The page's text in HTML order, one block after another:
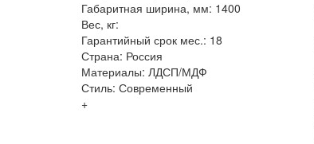
Габаритная ширина, мм: 1400
Вес, кг:
Гарантийный срок мес.: 18
Страна: Россия
Материалы: ЛДСП/МДФ
Стиль: Современный
+